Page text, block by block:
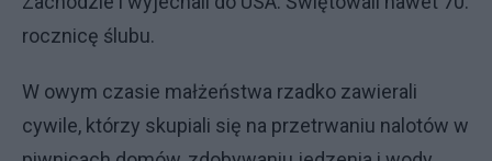
rocznicę ślubu.
W owym czasie małżeństwa rzadko zawierali
cywile, którzy skupiali się na przetrwaniu nalotów w